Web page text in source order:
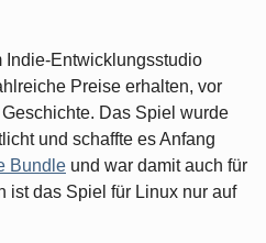
Indie-Entwicklungsstudio
Preise erhalten, vor
Das Spiel wurde
und schaffte es Anfang
Bundle und war damit auch für
ist das Spiel für Linux nur auf